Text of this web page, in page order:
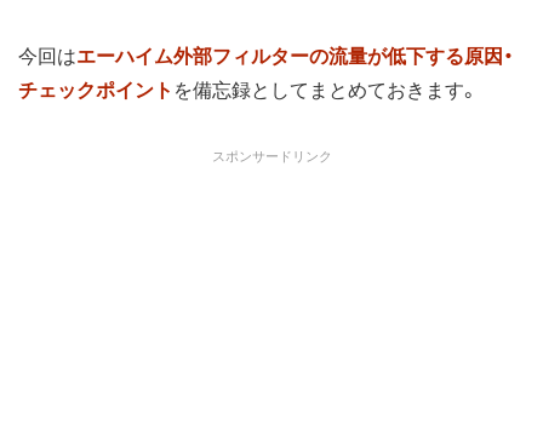
今回はエーハイム外部フィルターの流量が低下する原因・
チェックポイント を備忘録としてまとめておきます。
スポンサードリンク